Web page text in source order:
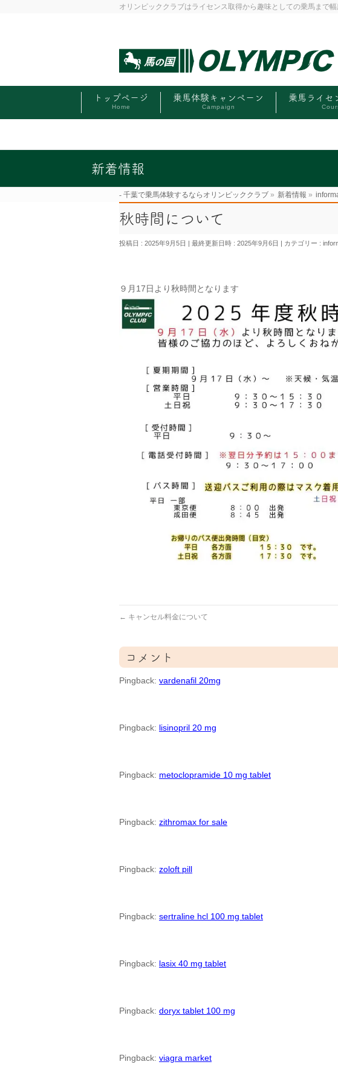
オリンピッククラブはライセンス取得から趣味としての乗馬まで
トップページ
Home
乗馬体験キャンペーン
Campaign
乗馬ライセ
新着情報
千葉で乗馬体験するならオリンピッククラブ » 新着情報 »
秋時間について
投稿日 : 2025年9月5日 最終更新日時 : 2025年9月6日 カテゴリー :
９月17日より秋時間となります
← キャンセル料金について
コメント
Pingback: vardenafil 20mg
Pingback: lisinopril 20 mg
Pingback: metoclopramide 10 mg tablet
Pingback: zithromax for sale
Pingback: zoloft pill
Pingback: sertraline hcl 100 mg tablet
Pingback: lasix 40 mg tablet
Pingback: doryx tablet 100 mg
Pingback: viagra market